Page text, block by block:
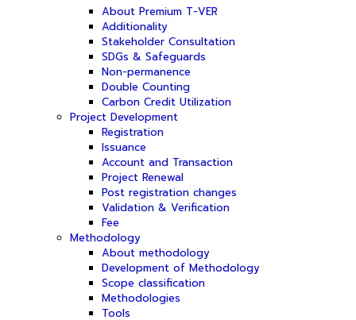
About Premium T-VER
Additionality
Stakeholder Consultation
SDGs & Safeguards
Non-permanence
Double Counting
Carbon Credit Utilization
Project Development
Registration
Issuance
Account and Transaction
Project Renewal
Post registration changes
Validation & Verification
Fee
Methodology
About methodology
Development of Methodology
Scope classification
Methodologies
Tools